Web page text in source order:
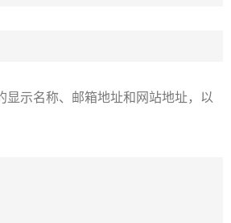
显示名称、邮箱地址和网站地址，以